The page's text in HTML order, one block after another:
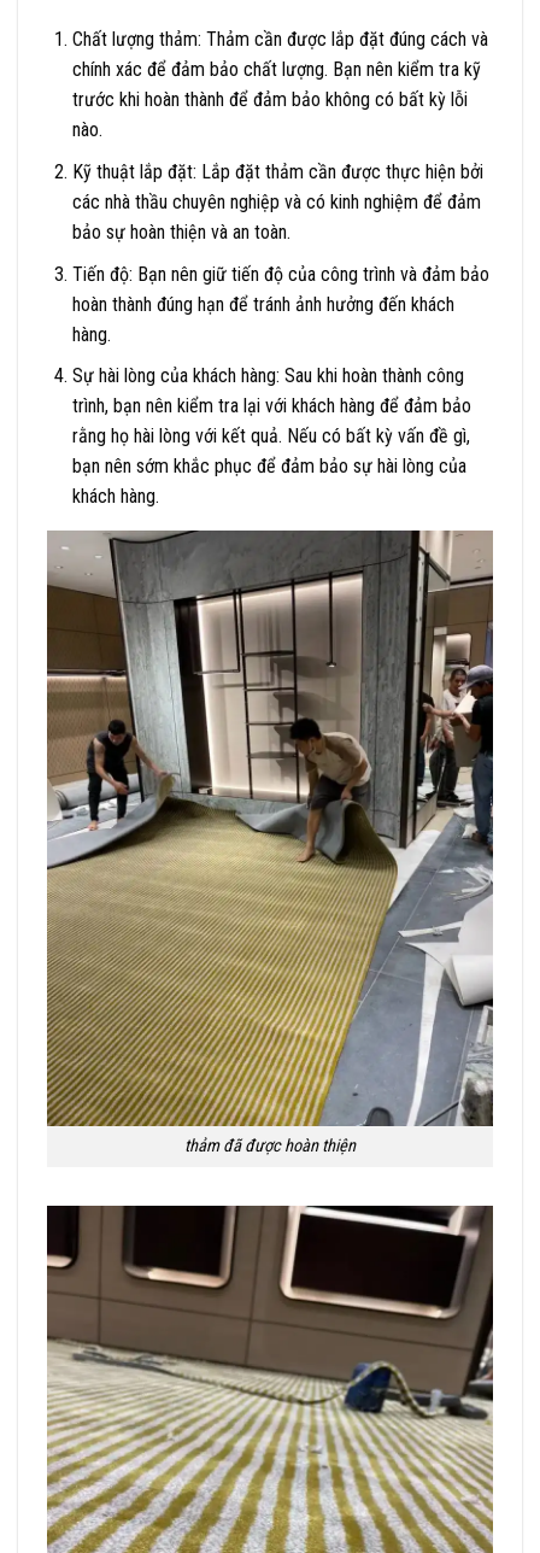
Chất lượng thảm: Thảm cần được lắp đặt đúng cách và
chính xác để đảm bảo chất lượng. Bạn nên kiểm tra kỹ
trước khi hoàn thành để đảm bảo không có bất kỳ lỗi
nào.
Kỹ thuật lắp đặt: Lắp đặt thảm cần được thực hiện bởi
các nhà thầu chuyên nghiệp và có kinh nghiệm để đảm
bảo sự hoàn thiện và an toàn.
Tiến độ: Bạn nên giữ tiến độ của công trình và đảm bảo
hoàn thành đúng hạn để tránh ảnh hưởng đến khách
hàng.
Sự hài lòng của khách hàng: Sau khi hoàn thành công
trình, bạn nên kiểm tra lại với khách hàng để đảm bảo
rằng họ hài lòng với kết quả. Nếu có bất kỳ vấn đề gì,
bạn nên sớm khắc phục để đảm bảo sự hài lòng của
khách hàng.
thảm đã được hoàn thiện